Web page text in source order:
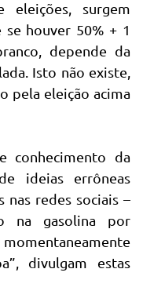
surgem
houver 50% + 1
depende da
Isto não existe,
pela eleição acima
da
ideias errôneas
nas redes sociais –
na gasolina por
divulgam estas